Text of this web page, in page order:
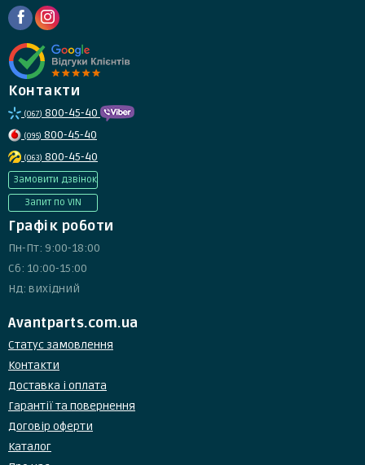
Контакти
(067) 800-45-40
(095) 800-45-40
(063) 800-45-40
Замовити дзвінок
Запит по VIN
Графік роботи
Пн-Пт: 9:00-18:00
Сб: 10:00-15:00
Нд: вихідний
Avantparts.com.ua
Статус замовлення
Контакти
Доставка і оплата
Гарантії та повернення
Договір оферти
Каталог